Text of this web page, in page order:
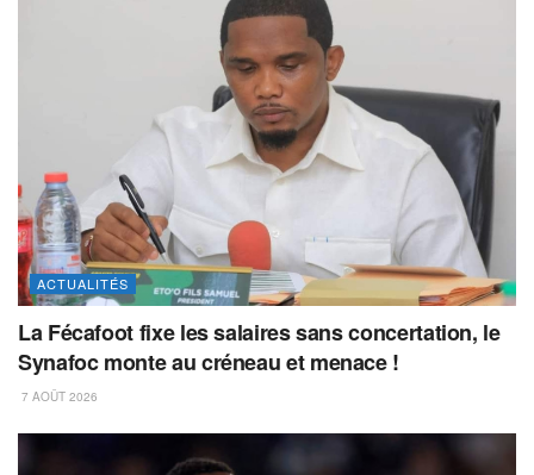
ACTUALITÉS
La Fécafoot fixe les salaires sans concertation, le
Synafoc monte au créneau et menace !
7 AOÛT 2026